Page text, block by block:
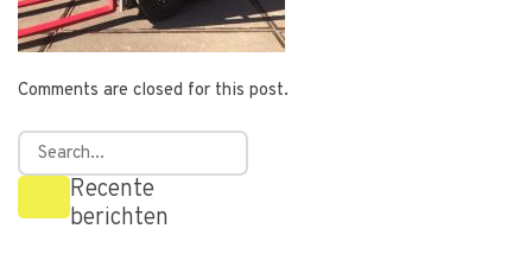
Comments are closed for this post.
Recente
berichten